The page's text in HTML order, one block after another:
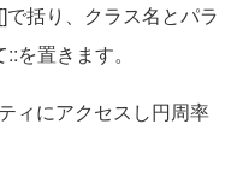
括り、クラス名とパラ
を置きます。
ィにアクセスし円周率